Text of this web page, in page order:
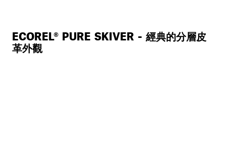
ECOREL® PURE SKIVER - 經典的分層皮
革外觀